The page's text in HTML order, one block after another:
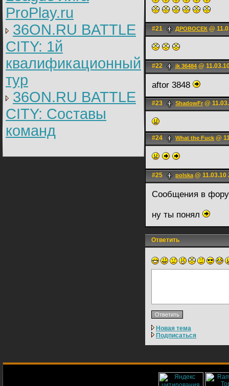
ProPlay.ru
36ON.RU BATTLE
CITY: 1й
квалификационный
тур
36ON.RU BATTLE
CITY: Составы
команд
#21 ДРОВОСЕК @
#22 jk 36484 @
aftor 3848
#23 ShadоwFr @
#24 What the Fuck @
#25 polska@ 11.03.10
Сообщения в
ну ты понял
Ответить
Новая тема
Подписаться